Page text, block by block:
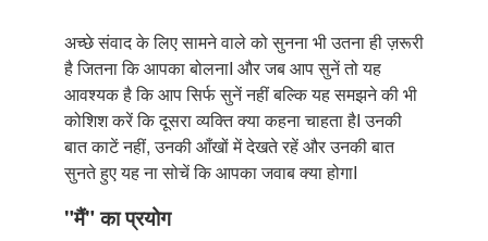
अच्छे संवाद के लिए सामने वाले को सुनना भी उतना ही ज़रूरी
है जितना कि आपका बोलनाI और जब आप सुनें तो यह
आवश्यक है कि आप सिर्फ सुनें नहीं बल्कि यह समझने की भी
कोशिश करें कि दूसरा व्यक्ति क्या कहना चाहता हैI उनकी
बात काटें नहीं, उनकी आँखों में देखते रहें और उनकी बात
सुनते हुए यह ना सोचें कि आपका जवाब क्या होगाI
"मैं" का प्रयोग